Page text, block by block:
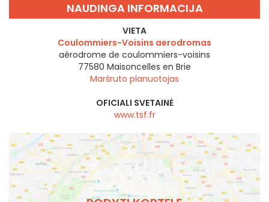
NAUDINGA INFORMACIJA
VIETA
Coulommiers-Voisins aerodromas
aérodrome de coulommiers-voisins
77580 Maisoncelles en Brie
Maršruto planuotojas
OFICIALI SVETAINĖ
www.tsf.fr